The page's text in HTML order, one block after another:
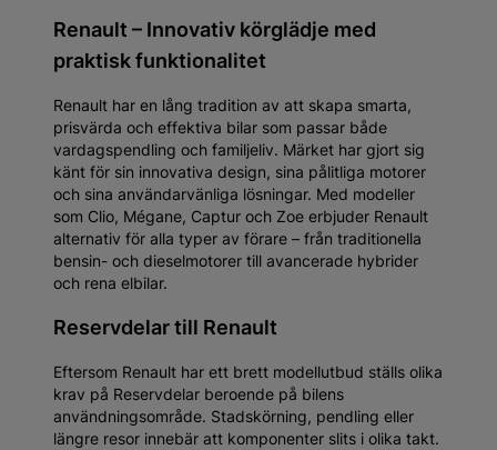
Renault – Innovativ körglädje med
praktisk funktionalitet
Renault har en lång tradition av att skapa smarta,
prisvärda och effektiva bilar som passar både
vardagspendling och familjeliv. Märket har gjort sig
känt för sin innovativa design, sina pålitliga motorer
och sina användarvänliga lösningar. Med modeller
som Clio, Mégane, Captur och Zoe erbjuder Renault
alternativ för alla typer av förare – från traditionella
bensin- och dieselmotorer till avancerade hybrider
och rena elbilar.
Reservdelar till Renault
Eftersom Renault har ett brett modellutbud ställs olika
krav på Reservdelar beroende på bilens
användningsområde. Stadskörning, pendling eller
längre resor innebär att komponenter slits i olika takt.